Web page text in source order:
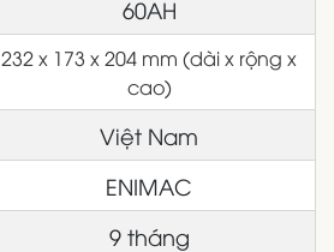
60AH
232 x 173 x 204 mm (dài x rộng x
cao)
Việt Nam
ENIMAC
9 tháng